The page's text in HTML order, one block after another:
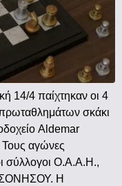
14/4 παίχτηκαν οι 4
πρωταθλημάτων σκάκι
Aldemar
αγώνες
σύλλογοι Ο.Α.Α.Η.,
Η